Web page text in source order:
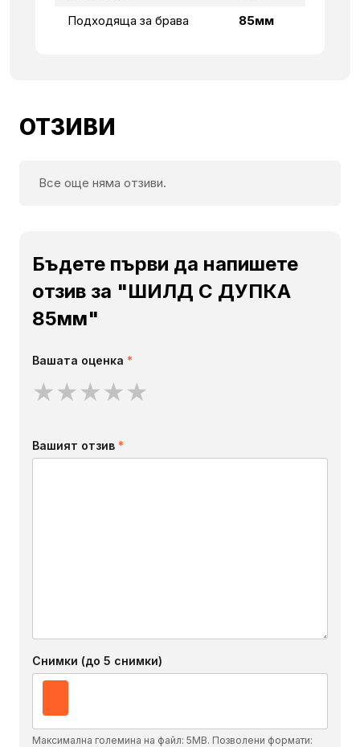
Подходяща за брава
85мм
ОТЗИВИ
Все още няма отзиви.
Бъдете първи да напишете
отзив за "ШИЛД С ДУПКА
85мм"
Вашата оценка *
★★★★★
Вашият отзив *
Снимки (до 5 снимки)
Максимална големина на файл: 5MB. Позволени формати: